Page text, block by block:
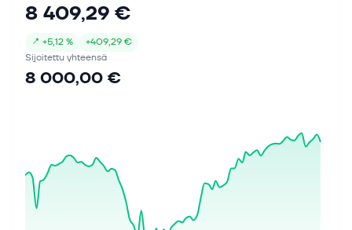
8 409,29 €
↗ +5,12 % +409,29 €
Sijoitettu yhteensä
8 000,00 €